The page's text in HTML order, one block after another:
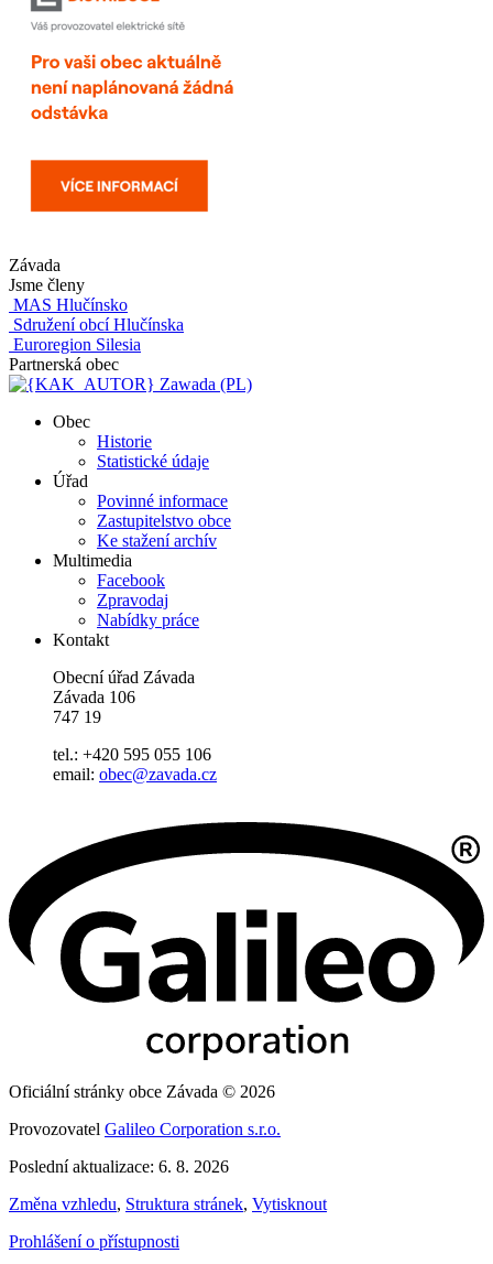
Závada
Jsme členy
MAS Hlučínsko
Sdružení obcí Hlučínska
Euroregion Silesia
Partnerská obec
Zawada (PL)
Obec
Historie
Statistické údaje
Úřad
Povinné informace
Zastupitelstvo obce
Ke stažení archív
Multimedia
Facebook
Zpravodaj
Nabídky práce
Kontakt
Obecní úřad Závada
Závada 106
747 19
tel.: +420 595 055 106
email: obec@zavada.cz
Oficiální stránky obce Závada © 2026
Provozovatel Galileo Corporation s.r.o.
Poslední aktualizace: 6. 8. 2026
Změna vzhledu, Struktura stránek, Vytisknout
Prohlášení o přístupnosti